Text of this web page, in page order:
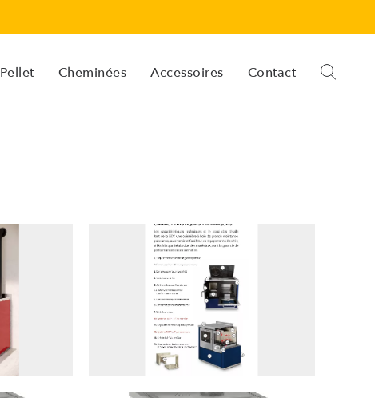
Pellet Cheminées Accessoires Contact